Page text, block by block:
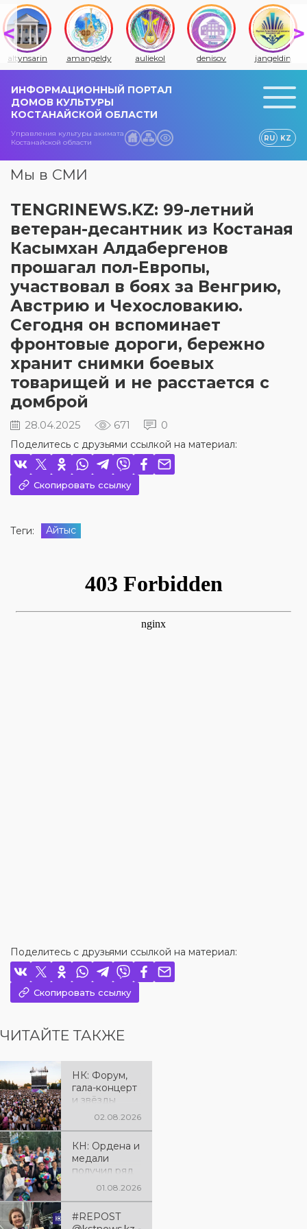
altynsarin amangeldy auliekol denisov jangeldin
ИНФОРМАЦИОННЫЙ ПОРТАЛ
ДОМОВ КУЛЬТУРЫ
КОСТАНАЙСКОЙ ОБЛАСТИ
Управления культуры акимата
Костанайской области
RU KZ
Мы в СМИ
TENGRINEWS.KZ: 99-летний
ветеран-десантник из Костаная
Касымхан Алдабергенов
прошагал пол-Европы,
участвовал в боях за Венгрию,
Австрию и Чехословакию.
Сегодня он вспоминает
фронтовые дороги, бережно
хранит снимки боевых
товарищей и не расстается с
домброй
28.04.2025 671 0
Поделитесь с друзьями ссылкой на материал:
Скопировать ссылку
Теги: Айтыс
Поделитесь с друзьями ссылкой на материал:
Скопировать ссылку
ЧИТАЙТЕ ТАКЖЕ
НК: Форум,
гала-концерт
и звёзды
эстрады: как
Костанайско
й области
02.08.2026
КН: Ордена и
медали
получил ряд
жителей
Костанайско
01.08.2026
#REPOST